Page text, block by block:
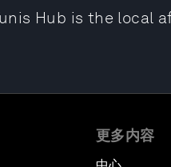
Hub is the local
更多内容